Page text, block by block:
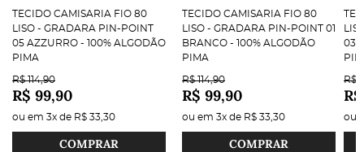
TECIDO CAMISARIA FIO 80
LISO - GRADARA PIN-POINT
05 AZZURRO - 100% ALGODÃO
PIMA
R$ 114,90
R$ 99,90
ou em 3x de R$ 33,30
COMPRAR
TECIDO CAMISARIA FIO 80
LISO - GRADARA PIN-POINT 01
BRANCO - 100% ALGODÃO
PIMA
R$ 114,90
R$ 99,90
ou em 3x de R$ 33,30
COMPRAR
03
R$
ou